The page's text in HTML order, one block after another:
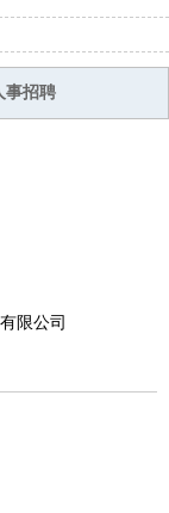
事招聘
限公司